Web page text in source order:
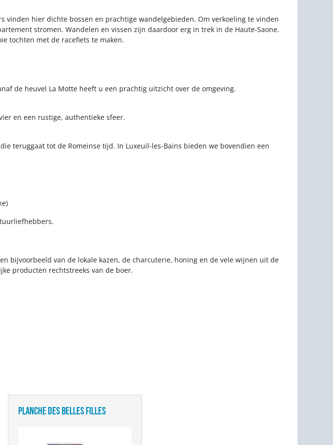
vinden hier dichte bossen en prachtige wandelgebieden. Om verkoeling te vinden
stromen. Wandelen en vissen zijn daardoor erg in trek in de Haute-Saone.
tochten met de racefiets te maken.
de heuvel La Motte heeft u een prachtig uitzicht over de omgeving.
en een rustige, authentieke sfeer.
teruggaat tot de Romeinse tijd. In Luxeuil-les-Bains bieden we bovendien een
bijvoorbeeld van de lokale kazen, de charcuterie, honing en de vele wijnen uit de
producten rechtstreeks van de boer.
PLANCHE DES BELLES FILLES